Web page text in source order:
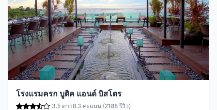
โรงแรมครก บูติค แอนด์ บิสโตร
3.5 ดาว8.3 คะแนน (2188 รีวิว)